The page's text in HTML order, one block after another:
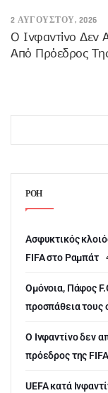
2 ΑΥΓΟΎΣΤΟΥ, 2026
Ο Ινφαντίνο Δεν
Από Πρόεδρος
ΡΟΗ
Ασφυκτικός
FIFA στο Ραμπάτ
Ομόνοια, Πάφος
προσπάθεια τους
Ο Ινφαντίνο δεν
πρόεδρος της FIFA
UEFA κατά